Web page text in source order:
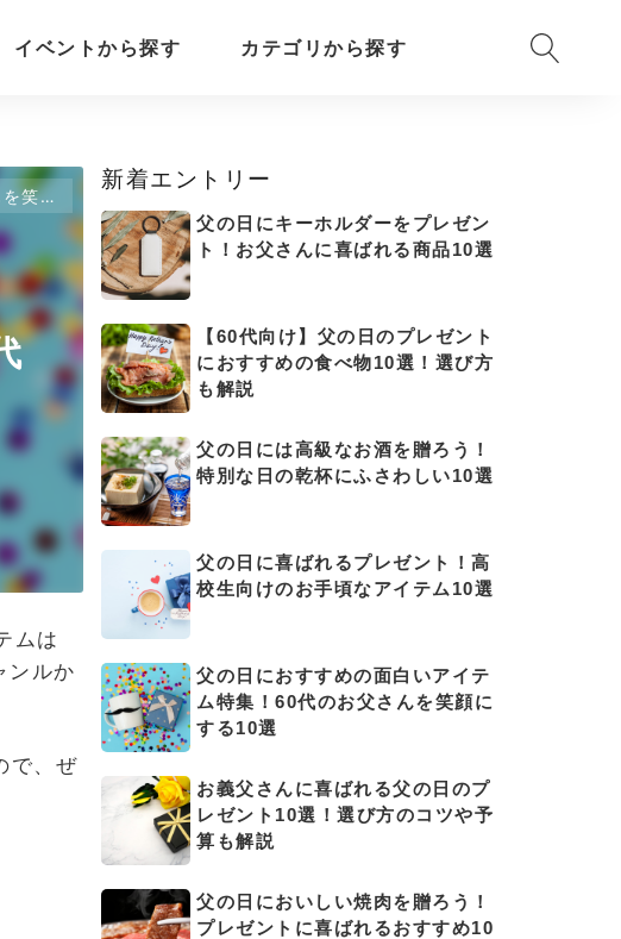
イベントから探す カテゴリから探す
10選
ムは
ンルか
で、ぜ
新着エントリー
父の日にキーホルダーをプレゼン
ト！お父さんに喜ばれる商品10選
【60代向け】父の日のプレゼント
におすすめの食べ物10選！選び方
も解説
父の日には高級なお酒を贈ろう！
特別な日の乾杯にふさわしい10選
父の日に喜ばれるプレゼント！高
校生向けのお手頃なアイテム10選
父の日におすすめの面白いアイテ
ム特集！60代のお父さんを笑顔に
する10選
お義父さんに喜ばれる父の日のプ
レゼント10選！選び方のコツや予
算も解説
父の日においしい焼肉を贈ろう！
プレゼントに喜ばれるおすすめ10